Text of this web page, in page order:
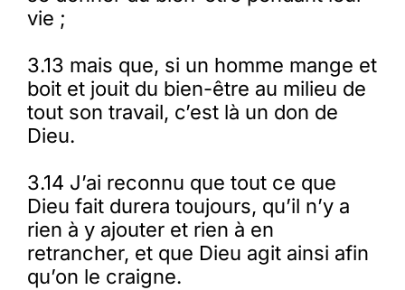
vie ;
3.13 mais que, si un homme mange et
boit et jouit du bien-être au milieu de
tout son travail, c’est là un don de
Dieu.
3.14 J’ai reconnu que tout ce que
Dieu fait durera toujours, qu’il n’y a
rien à y ajouter et rien à en
retrancher, et que Dieu agit ainsi afin
qu’on le craigne.